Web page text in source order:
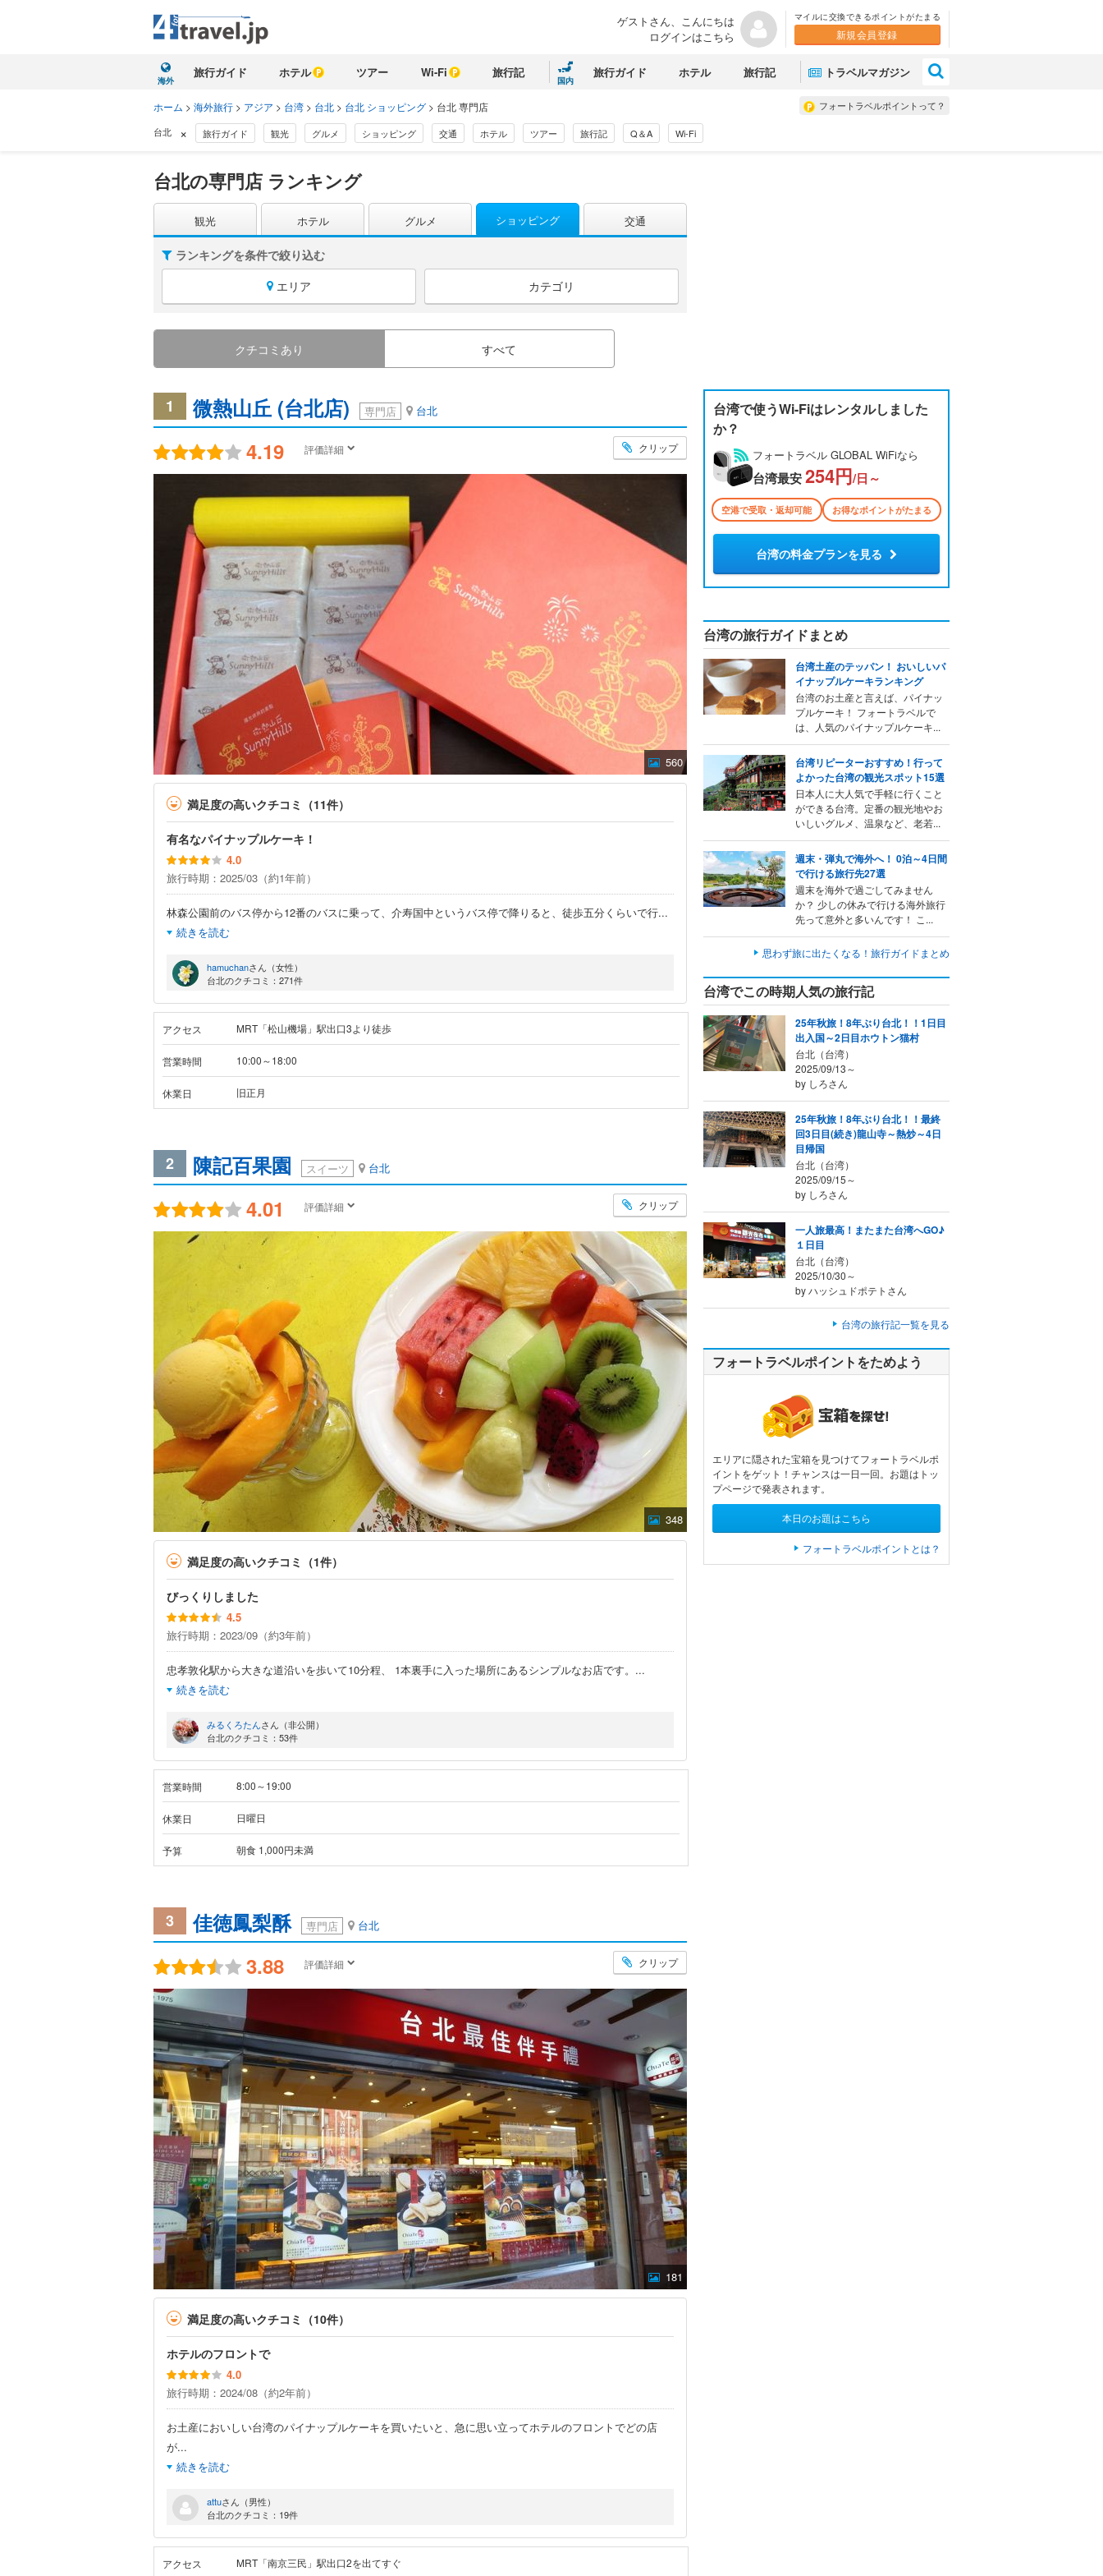
ゲストさん、こんにちは
ログインはこちら
マイルに交換できるポイントがたまる
新規会員登録
海外
旅行ガイド ホテル ツアー Wi-Fi 旅行記
国内
旅行ガイド ホテル 旅行記 トラベルマガジン
フォートラベルポイントって？
ホーム > 海外旅行 > アジア > 台湾 > 台北 > 台北 ショッピング > 台北 専門店
台北 × 旅行ガイド 観光 グルメ ショッピング 交通 ホテル ツアー 旅行記 Q＆A Wi-Fi
台北の専門店 ランキング
観光 ホテル グルメ ショッピング 交通
ランキングを条件で絞り込む
エリア
カテゴリ
クチコミあり すべて
1 微熱山丘 (台北店) 専門店 台北
4.19 評価詳細 クリップ
560
満足度の高いクチコミ（11件）
有名なパイナップルケーキ！
4.0
旅行時期：2025/03（約1年前）
林森公園前のバス停から12番のバスに乗って、介寿国中というバス停で降りると、徒歩五分くらいで行...
続きを読む
hamuchanさん（女性）
台北のクチコミ：271件
アクセス MRT「松山機場」駅出口3より徒歩
営業時間 10:00～18:00
休業日 旧正月
2 陳記百果園 スイーツ 台北
4.01 評価詳細 クリップ
348
満足度の高いクチコミ（1件）
びっくりしました
4.5
旅行時期：2023/09（約3年前）
忠孝敦化駅から大きな道沿いを歩いて10分程、 1本裏手に入った場所にあるシンプルなお店です。 ...
続きを読む
みるくろたんさん（非公開）
台北のクチコミ：53件
営業時間 8:00～19:00
休業日 日曜日
予算 朝食 1,000円未満
3 佳徳鳳梨酥 専門店 台北
3.88 評価詳細 クリップ
181
満足度の高いクチコミ（10件）
ホテルのフロントで
4.0
旅行時期：2024/08（約2年前）
お土産においしい台湾のパイナップルケーキを買いたいと、急に思い立ってホテルのフロントでどの店
が...
続きを読む
attuさん（男性）
台北のクチコミ：19件
アクセス MRT「南京三民」駅出口2を出てすぐ
台湾で使うWi-Fiはレンタルしました
か？
フォートラベル GLOBAL WiFiなら
台湾最安254円/日～
空港で受取・返却可能 お得なポイントがたまる
台湾の料金プランを見る
台湾の旅行ガイドまとめ
台湾土産のテッパン！ おいしいパ
イナップルケーキランキング
台湾のお土産と言えば、パイナッ
プルケーキ！ フォートラベルで
は、人気のパイナップルケーキ...
台湾リピーターおすすめ！行って
よかった台湾の観光スポット15選
日本人に大人気で手軽に行くこと
ができる台湾。定番の観光地やお
いしいグルメ、温泉など、老若...
週末・弾丸で海外へ！ 0泊～4日間
で行ける旅行先27選
週末を海外で過ごしてみません
か？ 少しの休みで行ける海外旅行
先って意外と多いんです！ こ...
思わず旅に出たくなる！旅行ガイドまとめ
台湾でこの時期人気の旅行記
25年秋旅！8年ぶり台北！！1日目
出入国～2日目ホウトン猫村
台北（台湾）
2025/09/13～
by しろさん
25年秋旅！8年ぶり台北！！最終
回3日目(続き)龍山寺～熱炒～4日
目帰国
台北（台湾）
2025/09/15～
by しろさん
一人旅最高！またまた台湾へGO♪
１日目
台北（台湾）
2025/10/30～
by ハッシュドポテトさん
台湾の旅行記一覧を見る
フォートラベルポイントをためよう
エリアに隠された宝箱を見つけてフォートラベルポ
イントをゲット！チャンスは一日一回。お題はトッ
プページで発表されます。
本日のお題はこちら
フォートラベルポイントとは？